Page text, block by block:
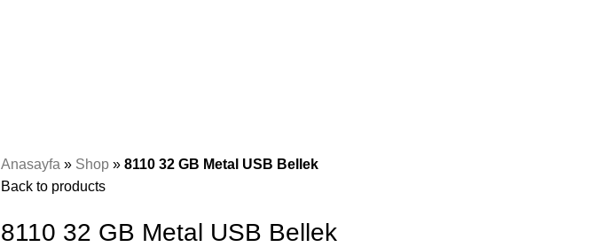
Anasayfa » Shop » 8110 32 GB Metal USB Bellek
Back to products
8110 32 GB Metal USB Bellek